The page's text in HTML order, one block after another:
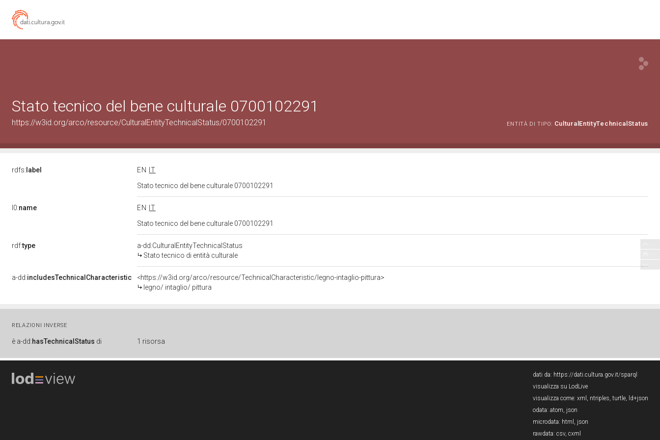
Stato tecnico del bene culturale 0700102291
https://w3id.org/arco/resource/CulturalEntityTechnicalStatus/0700102291 ENTITÀ DI TIPO: CulturalEntityTechnicalStatus
rdfs: label EN
IT
Stato tecnico del bene culturale 0700102291
l0:name EN
IT
Stato tecnico del bene culturale 0700102291
rdf:type
a-dd:CulturalEntityTechnicalStatus
Stato tecnico di entità culturale
a-dd:includesTechnicalCharacteristic
<https://w3id.org/arco/resource/TechnicalCharacteristic/legno-intaglio-pittura>
legno/ intaglio/ pittura
RELAZIONI INVERSE
è a-dd:hasTechnicalStatus di 1 risorsa
dati da: https://dati.cultura.gov.it/sparql
visualizza su LodLive
visualizza come: xml , ntriples, turtle, ld+json
odata: atom, json
microdata: html , json
rawdata: csv, cxml